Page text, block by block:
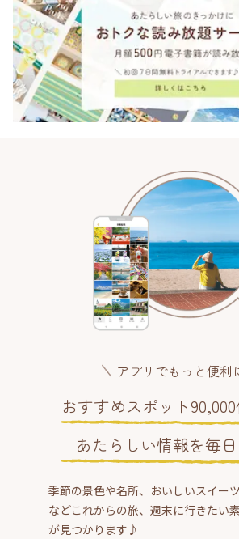
アプリでもっと便利
おすすめスポット
あたらしい情報を毎
季節の景色や名所、おいしいスイー
などこれからの旅、週末に行きたい
が見つかります♪